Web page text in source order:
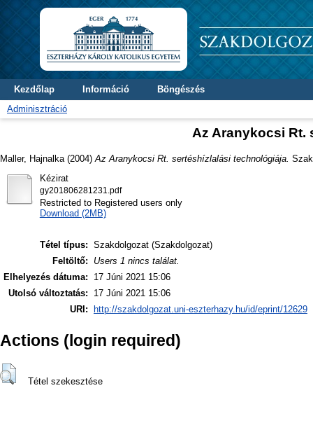
Kezdőlap Információ
Böngészés
Adminisztráció
Az Aranykocsi Rt.
Maller, Hajnalka (2004) Az Aranykocsi Rt. sertéshízlalási technológiája.
Kézirat
gy201806281231.pdf
Restricted to Registered users only
Download (2MB)
Tétel típus: Szakdolgozat (Szakdolgozat)
Feltöltő:
Users 1 nincs találat.
Elhelyezés dátuma:
17 Júni 2021 15:06
Utolsó változtatás:
17 Júni 2021 15:06
URI:
http://szakdolgozat.uni-eszterhazy.hu/id/eprint/12629
Actions (login required)
Tétel szekesztése